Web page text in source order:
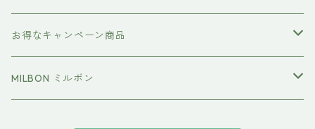
イクエイブ キッズ プリンセス
お得なキャンペーン商品
おすすめセット
MILBON ミルボン